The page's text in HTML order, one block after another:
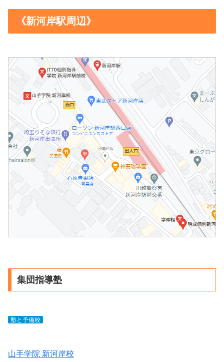
《新河岸駅周辺》
集団指導塾
塾と予備校
山手学院 新河岸校